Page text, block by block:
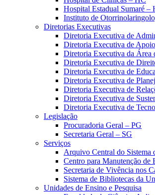
Hospital Estadual Sumaré –
Instituto de
Diretorias Executivas
Diretoria Executiva de
Diretoria Executiva de
Diretoria Executiva da Área
Diretoria Executiva de
Diretoria Executiva de
Diretoria Executiva de
Diretoria Executiva de
Diretoria Executiva de
Diretoria Executiva de
Legislação
Procuradoria Geral – PG
Secretaria Geral – SG
Serviços
Arquivo Central do
Centro para Manutenção
Secretaria de Vivência nos
Sistema de Bibliotecas da
Unidades de Ensino e Pesquisa